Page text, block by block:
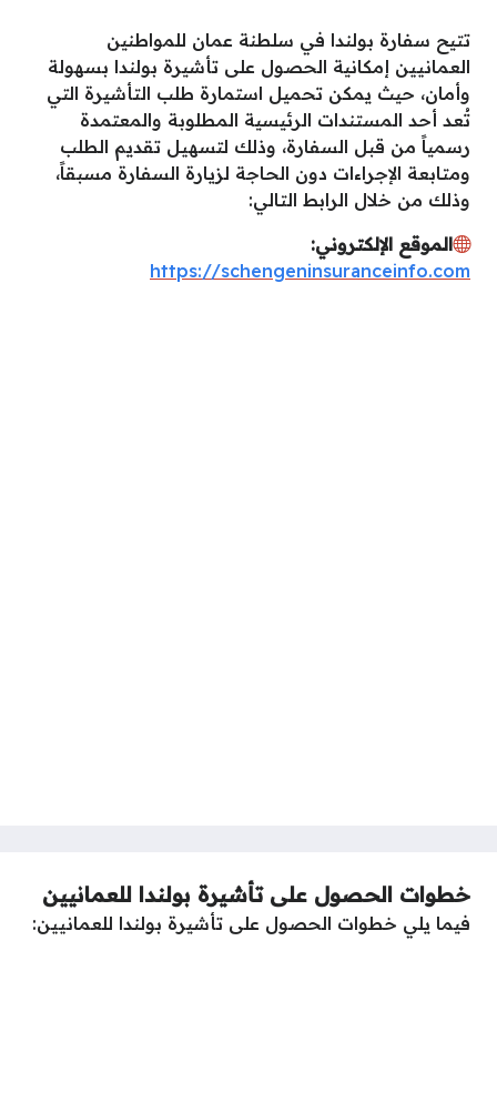
تتيح سفارة بولندا في سلطنة عمان للمواطنين
العمانيين إمكانية الحصول على تأشيرة بولندا بسهولة
وأمان، حيث يمكن تحميل استمارة طلب التأشيرة التي
تُعد أحد المستندات الرئيسية المطلوبة والمعتمدة
رسمياً من قبل السفارة، وذلك لتسهيل تقديم الطلب
ومتابعة الإجراءات دون الحاجة لزيارة السفارة مسبقاً،
وذلك من خلال الرابط التالي:
الموقع الإلكتروني:
https://schengeninsuranceinfo.com
خطوات الحصول على تأشيرة بولندا للعمانيين
فيما يلي خطوات الحصول على تأشيرة بولندا للعمانيين: